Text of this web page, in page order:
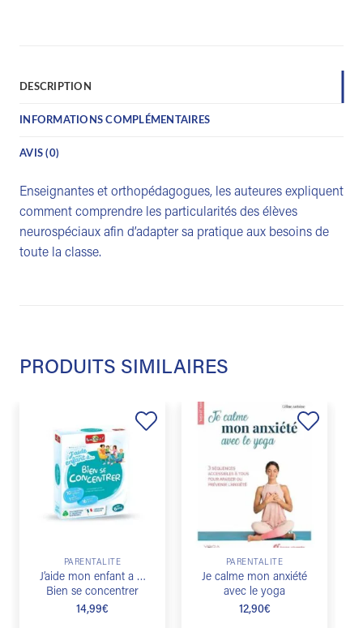
DESCRIPTION
INFORMATIONS COMPLÉMENTAIRES
AVIS (0)
Enseignantes et orthopédagogues, les auteures expliquent
comment comprendre les particularités des élèves
neurospéciaux afin d’adapter sa pratique aux besoins de
toute la classe.
PRODUITS SIMILAIRES
PARENTALITÉ
J’aide mon enfant a …
Bien se concentrer
14,99€
PARENTALITÉ
Je calme mon anxiété
avec le yoga
12,90€